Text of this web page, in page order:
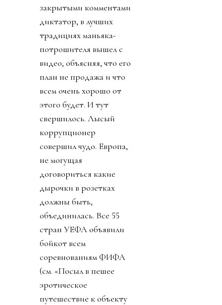
закрытыми комментами
диктатор, в лучших
традициях маньяка-
потрошителя вышел с
видео, объясняя, что его
план не продажа и что
всем очень хорошо от
этого будет. И тут
свершилось. Лысый
коррупционер
совершил чудо. Европа,
не могущая
договориться какие
дырочки в розетках
должны быть,
объединилась. Все 55
стран УЕФА объявили
бойкот всем
соревнованиям ФИФА
(см. «Посыл в пешее
эротическое
путешествие к объекту